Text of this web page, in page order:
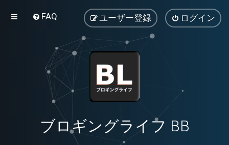
FAQ ログイン
ユーザー登録
ブロギングライフ BB